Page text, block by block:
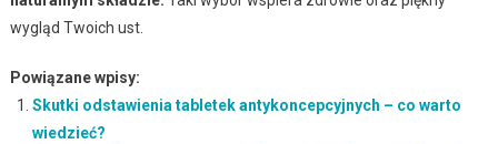
wygląd Twoich ust.
Powiązane wpisy:
Skutki odstawienia tabletek antykoncepcyjnych – co warto
wiedzieć?